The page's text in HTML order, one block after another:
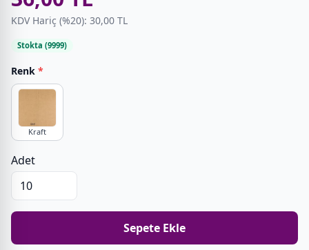
KDV Hariç (%20): 30,00 TL
Stokta (9999)
Renk *
Kraft
Adet
Sepete Ekle